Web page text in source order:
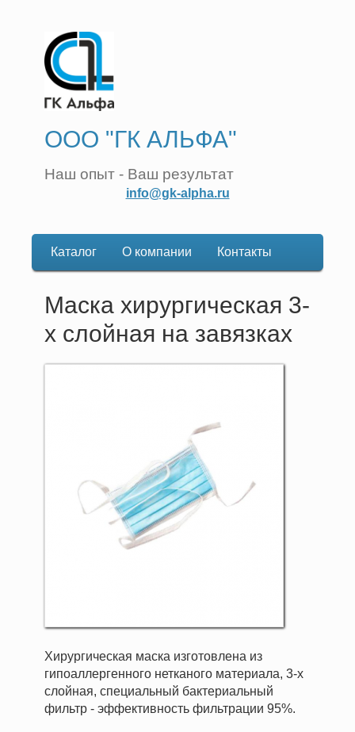
ООО "ГК АЛЬФА"
Наш опыт - Ваш результат
info@gk-alpha.ru
Основная
навигация
Каталог О компании Контакты
Маска хирургическая 3-
х слойная на завязках
Хирургическая маска изготовлена из
гипоаллергенного нетканого материала, 3-х
слойная, специальный бактериальный
фильтр - эффективность фильтрации 95%.